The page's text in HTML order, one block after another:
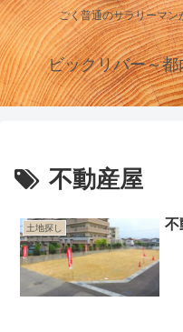
ごく普通のサラリーマン
ビックリバー～
不動産屋
土地探し 不